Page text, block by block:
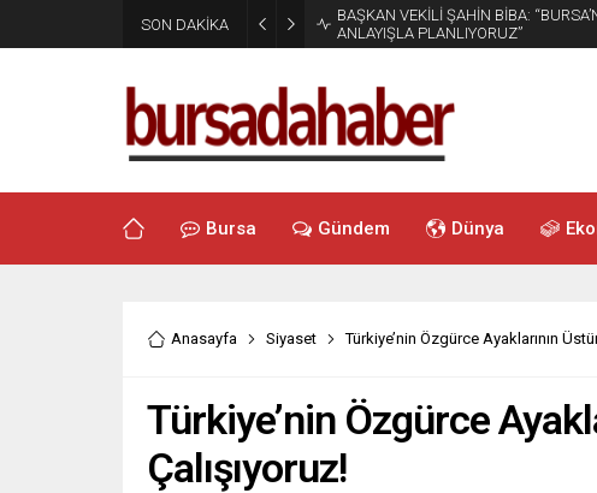
SON DAKİKA
BAŞKAN VEKİLİ ŞAHİN BİBA:
ANLAYIŞLA PLANLIYORUZ”
Bursa Gündem Dünya
Anasayfa Siyaset Türkiye’nin Özgürce Ayaklarının
Türkiye’nin Özgürce
Çalışıyoruz!